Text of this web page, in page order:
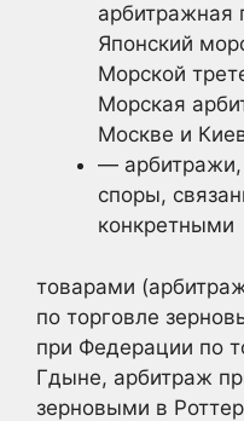
арбитражная
Японский
Морской
Морская
Москве и
—
споры,
конкретными
товарами
по торговле
при Федерации по
Гдыне, арбитраж
зерновыми в